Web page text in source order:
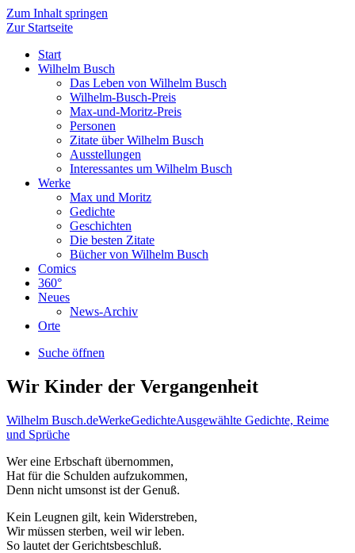
Zum Inhalt springen
Zur Startseite
Start
Wilhelm Busch
Das Leben von Wilhelm Busch
Wilhelm-Busch-Preis
Max-und-Moritz-Preis
Personen
Zitate über Wilhelm Busch
Ausstellungen
Interessantes um Wilhelm Busch
Werke
Max und Moritz
Gedichte
Geschichten
Die besten Zitate
Bücher von Wilhelm Busch
Comics
360°
Neues
News-Archiv
Orte
Suche öffnen
Wir Kinder der Vergangenheit
Wilhelm Busch.deWerkeGedichteAusgewählte Gedichte, Reime
und Sprüche
Wer eine Erbschaft übernommen,
Hat für die Schulden aufzukommen,
Denn nicht umsonst ist der Genuß.
Kein Leugnen gilt, kein Widerstreben,
Wir müssen sterben, weil wir leben.
So lautet der Gerichtsbeschluß.